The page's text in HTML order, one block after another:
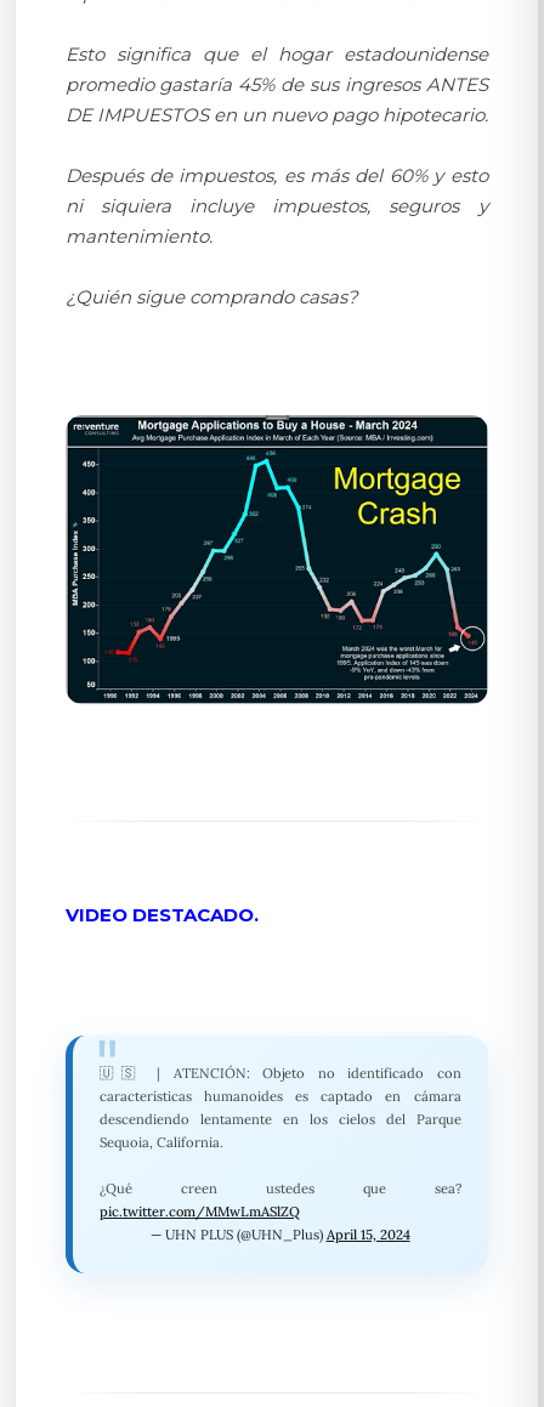
Esto significa que el hogar estadounidense
promedio gastaría 45% de sus ingresos ANTES
DE IMPUESTOS en un nuevo pago hipotecario.
Después de impuestos, es más del 60% y esto
ni siquiera incluye impuestos, seguros y
mantenimiento.
¿Quién sigue comprando casas?
VIDEO DESTACADO.
🇺🇸 | ATENCIÓN: Objeto no identificado con
características humanoides es captado en cámara
descendiendo lentamente en los cielos del Parque
Sequoia, California.
¿Qué creen ustedes que sea?
pic.twitter.com/MMwLmASlZQ
— UHN PLUS (@UHN_Plus) April 15, 2024